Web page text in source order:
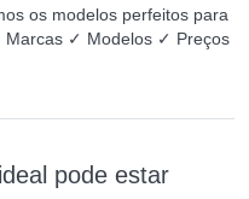
os modelos perfeitos para
Marcas ✓ Modelos ✓ Preços
ideal pode estar